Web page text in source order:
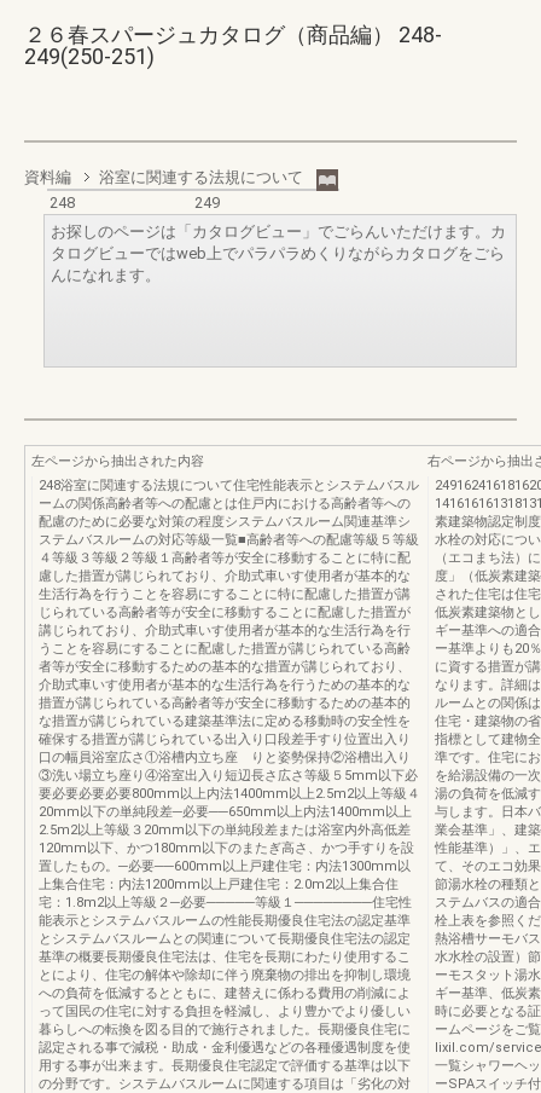
２６春スパージュカタログ（商品編） 248-
249(250-251)
資料編
浴室に関連する法規について
248
249
お探しのページは「カタログビュー」でごらんいただけます。カ
タログビューではweb上でパラパラめくりながらカタログをごら
んになれます。
左ページから抽出された内容
248浴室に関連する法規について住宅性能表示とシステムバスル
ームの関係高齢者等への配慮とは住戸内における高齢者等への
配慮のために必要な対策の程度システムバスルーム関連基準シ
ステムバスルームの対応等級一覧■高齢者等への配慮等級５等級
４等級３等級２等級１高齢者等が安全に移動することに特に配
慮した措置が講じられており、介助式車いす使用者が基本的な
生活行為を行うことを容易にすることに特に配慮した措置が講
じられている高齢者等が安全に移動することに配慮した措置が
講じられており、介助式車いす使用者が基本的な生活行為を行
うことを容易にすることに配慮した措置が講じられている高齢
者等が安全に移動するための基本的な措置が講じられており、
介助式車いす使用者が基本的な生活行為を行うための基本的な
措置が講じられている高齢者等が安全に移動するための基本的
な措置が講じられている建築基準法に定める移動時の安全性を
確保する措置が講じられている出入り口段差手すり位置出入り
口の幅員浴室広さ①浴槽内立ち座 りと姿勢保持②浴槽出入り
③洗い場立ち座り④浴室出入り短辺長さ広さ等級５5mm以下必
要必要必要必要800mm以上内法1400mm以上2.5m2以上等級４
20mm以下の単純段差─必要──650mm以上内法1400mm以上
2.5m2以上等級３20mm以下の単純段差または浴室内外高低差
120mm以下、かつ180mm以下のまたぎ高さ、かつ手すりを設
置したもの。─必要──600mm以上戸建住宅：内法1300mm以
上集合住宅：内法1200mm以上戸建住宅：2.0m2以上集合住
宅：1.8m2以上等級２─必要─────等級１────────住宅性
能表示とシステムバスルームの性能長期優良住宅法の認定基準
とシステムバスルームとの関連について長期優良住宅法の認定
基準の概要長期優良住宅法は、住宅を長期にわたり使用するこ
とにより、住宅の解体や除却に伴う廃棄物の排出を抑制し環境
への負荷を低減するとともに、建替えに係わる費用の削減によ
って国民の住宅に対する負担を軽減し、より豊かでより優しい
暮らしへの転換を図る目的で施行されました。長期優良住宅に
認定される事で減税・助成・金利優遇などの各種優遇制度を使
用する事が出来ます。長期優良住宅認定で評価する基準は以下
の分野です。システムバスルームに関連する項目は「劣化の対
右ページから抽出
素建築物認定制
水栓の対応につ
（エコまち法）
度」（低炭素建
された住宅は住
低炭素建築物と
ギー基準への適
ー基準よりも20
に資する措置が
なります。詳細
ルームとの関係
住宅・建築物の
指標として建物
準です。住宅に
を給湯設備の一
湯の負荷を低減
与します。日本
業会基準」、建
性能基準）」、
て、そのエコ効
節湯水栓の種類
ステムバスの適
栓上表を参照く
熱浴槽サーモバ
水水栓の設置）
ーモスタット湯
ギー基準、低炭
時に必要となる
ームページをご
lixil.com/
一覧シャワーヘ
ーSPAスイッチ